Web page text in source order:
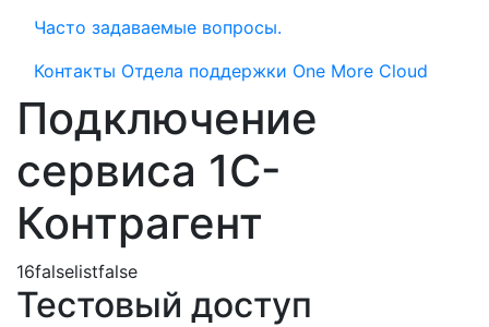
Часто задаваемые вопросы.
Контакты Отдела поддержки One More Cloud
Подключение
сервиса 1С-
Контрагент
16falselistfalse
Тестовый доступ